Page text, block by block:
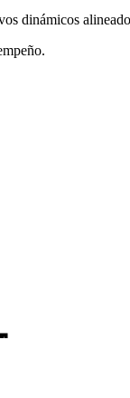
dinámicos